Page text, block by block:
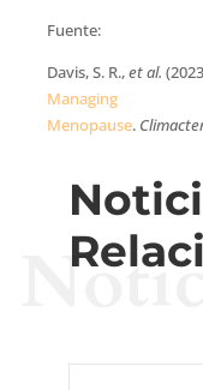
Fuente:
Davis, S. R.,et al.
Managing
Menopause.